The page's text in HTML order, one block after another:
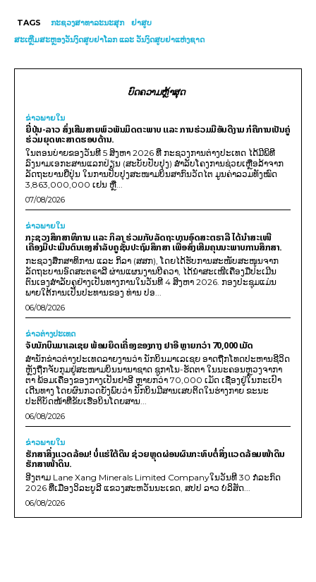
TAGS ກະຊວງສາທາລະນະສຸກ
ຢາ​ສູບ
ສະເຫຼີມສະຫຼອງວັນງົດສູບຢາໂລກ ແລະ ວັນງົດສູບຢາແຫ່ງຊາດ
ບົດຄວາມຫຼ້າສຸດ
ຂ່າວພາຍ​ໃນ
ຍີ່ປຸ່ນ-ລາວ ສົ່ງເສີມສາຍພົວພັນມິດຕະພາບ ແລະ ການຮ່ວມມືອັນດີງາມ ກໍຄືການເປັນຄູ່
ຮ່ວມຍຸດທະສາດຮອບດ້ານ.
ໃນຕອນບ່າຍຂອງວັນທີ 5 ສິງຫາ 2026 ທີ່ ກະຊວງການຕ່າງປະເທດ ໄດ້ມີພິທີ
ລົງນາມເອກະສານແລກປ່ຽນ (ສະບັບປັບປຸງ) ສໍາລັບໂຄງການຊ່ວຍເຫຼືອລ້າຈາກ
ລັດຖະບານຍີ່ປຸ່ນ ໃນການປັບປຸງສະໜາມບິນສາກົນວັດໄຕ ມູນຄ່າລວມທັງໝົດ
3,863,000,000 ເຢນ ຫຼື...
07/08/2026
ຂ່າວພາຍ​ໃນ
ກະຊວງສຶກສາທິການ ແລະ ກິລາ ຮ່ວມກັບລັດຖະບານອົດສະຕຣາລີ ໄດ້ນຳສະເໜີ
ເຄື່ອງມືປະເມີນຕົນເອງສຳລັບຄູຊັ້ນປະຖົມສຶກສາ ເພື່ອສົ່ງເສີມຄຸນນະພາບການສຶກສາ.
ກະຊວງສຶກສາທິການ ແລະ ກິລາ (ສສກ), ໂດຍໄດ້ຮັບການສະໜັບສະໜູນຈາກ
ລັດຖະບານອົດສະຕຣາລີ ຜ່ານແຜນງານບີຄວາ, ໄດ້ນຳສະເໜີເຄື່ອງມືປະເມີນ
ຕົນເອງສຳລັບຄູຢ່າງເປັນທາງການໃນວັນທີ 4 ສິງຫາ 2026. ກອງປະຊຸມແມ່ນ
ພາຍໃຕ້ການເປັນປະທານຂອງ ທ່ານ ປອ...
06/08/2026
ຂ່າວຕ່າງປະເທດ
ຈັບນັກບິນມາເລເຊຍ ພ້ອມຍຶດເຄື່ອງຂອງກາງ ຢາອີ ຫຼາຍກວ່າ 70,000 ເມັດ
ສຳນັກຂ່າວຕ່າງປະເທດລາຍງານວ່າ ນັກບິນມາເລເຊຍ ອາດຖືກໂທດປະຫານຊີວິດ
ຫຼັງຖືກຈັບກຸມຢູ່ສະໜາມບິນນານາຊາດ ຊູກາໂນ-ຮັດຕາ ໃນນະຄອນຫຼວງຈາກາ
ຕາ ພ້ອມເຄື່ອງຂອງກາງເປັນຢາອີ ຫຼາຍກວ່າ 70,000 ເມັດ ເຊື່ອງຢູ່ໃນກະເປົາ
ເດີນທາງ ໂດຍຜົນກວດຍັງພົບວ່າ ນັກບິນມີສານເສບຕິດໃນຮ່າງກາຍ ຂະນະ
ປະຕິບັດໜ້າທີ່ຂັບເຮືອບິນໂດຍສານ...
06/08/2026
ຂ່າວພາຍ​ໃນ
ຮັກສາສິ່ງແວດລ້ອມ! ບໍ່ແຮ່ໃຕ້ດິນ ຊ່ວຍຫຼຸດຜ່ອນຜົນກະທົບຕໍ່ສິ່ງແວດລ້ອມໜ້າດິນ
ຮັກສາໜ້າດິນ.
ອີງຕາມ Lane Xang Minerals Limited Companyໃນວັນທີ 30 ກໍລະກົດ
2026 ທີ່ເມືອງວິລະບູລີ ແຂວງສະຫວັນນະເຂດ, ສປປ ລາວ ບໍລິສັດ...
06/08/2026